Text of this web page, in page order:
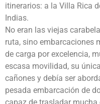
itinerarios: a la Villa Rica
Indias.
No eran las viejas
ruta, sino embarcaciones
de carga por excelencia,
escasa movilidad, su
cañones y debía ser
pesada embarcación de